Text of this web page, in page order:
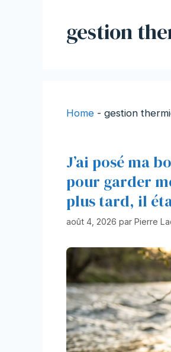
gestion
Home - gestion
J’ai posé ma
pour garder
plus tard, il
août 4, 2026 par Pierre